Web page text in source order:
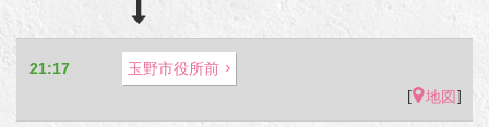
21:17
玉野市役所前
[
地図]